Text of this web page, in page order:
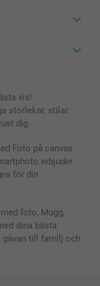
vis!
storlekar, stilar
dig.
Foto på canvas
erbjuder
för din
foto, Mugg,
dina bästa
gåvan till familj och